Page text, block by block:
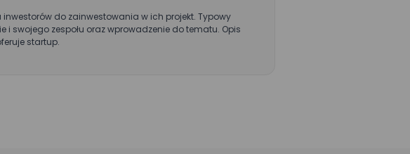
do zainwestowania w ich projekt. Typowy
i swojego zespołu oraz wprowadzenie do tematu. Opis
startup.